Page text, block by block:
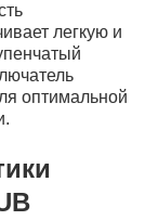
легкую и
оптимальной